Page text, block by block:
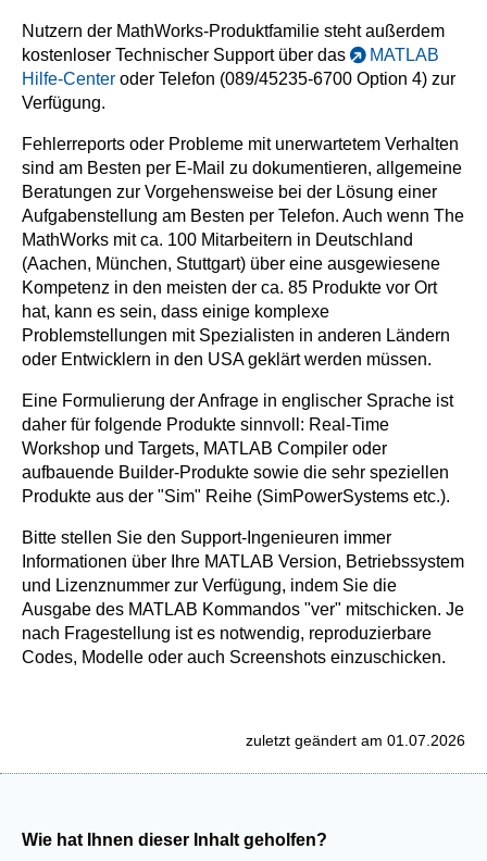
Nutzern der MathWorks-Produktfamilie steht außerdem
kostenloser Technischer Support über das
MATLAB
Hilfe-Center oder Telefon (089/45235-6700 Option 4) zur
Verfügung.
Fehlerreports oder Probleme mit unerwartetem Verhalten
sind am Besten per E-Mail zu dokumentieren, allgemeine
Beratungen zur Vorgehensweise bei der Lösung einer
Aufgabenstellung am Besten per Telefon. Auch wenn The
MathWorks mit ca. 100 Mitarbeitern in Deutschland
(Aachen, München, Stuttgart) über eine ausgewiesene
Kompetenz in den meisten der ca. 85 Produkte vor Ort
hat, kann es sein, dass einige komplexe
Problemstellungen mit Spezialisten in anderen Ländern
oder Entwicklern in den USA geklärt werden müssen.
Eine Formulierung der Anfrage in englischer Sprache ist
daher für folgende Produkte sinnvoll: Real-Time
Workshop und Targets, MATLAB Compiler oder
aufbauende Builder-Produkte sowie die sehr speziellen
Produkte aus der "Sim" Reihe (SimPowerSystems etc.).
Bitte stellen Sie den Support-Ingenieuren immer
Informationen über Ihre MATLAB Version, Betriebssystem
und Lizenznummer zur Verfügung, indem Sie die
Ausgabe des MATLAB Kommandos "ver" mitschicken. Je
nach Fragestellung ist es notwendig, reproduzierbare
Codes, Modelle oder auch Screenshots einzuschicken.
zuletzt geändert am 01.07.2026
Wie hat Ihnen dieser Inhalt geholfen?